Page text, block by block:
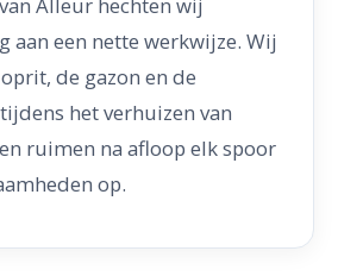
aan een nette werkwijze. Wij
de gazon en de
het verhuizen van
ruimen na afloop elk spoor
op.